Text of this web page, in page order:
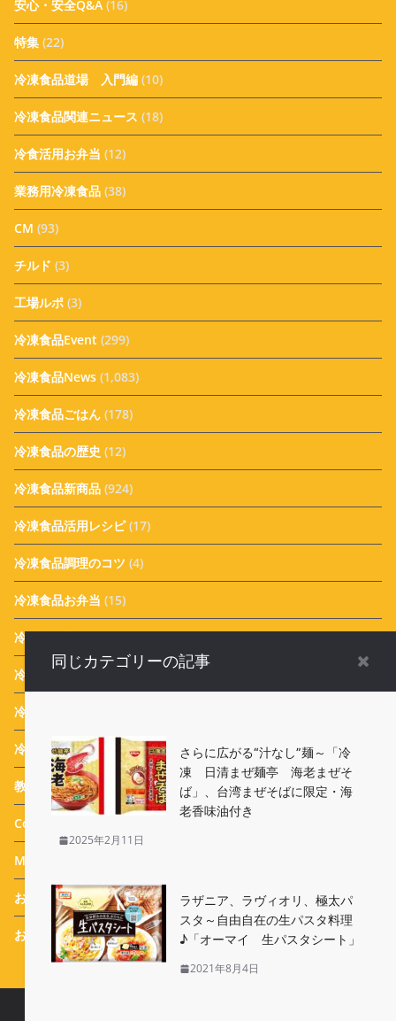
安心・安全Q&A (16)
特集 (22)
冷凍食品道場 入門編 (10)
冷凍食品関連ニュース (18)
冷食活用お弁当 (12)
業務用冷凍食品 (38)
CM (93)
チルド (3)
工場ルポ (3)
冷凍食品Event (299)
冷凍食品News (1,083)
冷凍食品ごはん (178)
冷凍食品の歴史 (12)
冷凍食品新商品 (924)
冷凍食品活用レシピ(17)
冷凍食品調理のコツ (4)
冷凍食品お弁当 (15)
冷凍食品業界ニュース(116)
冷凍食品 Campaign (387)
冷凍生活アドバイザー 西川剛史のオススメ
冷凍生活アドバイザー 西川式ホームフリージング(46)
教えて！実花先生 冷凍食品アレンジメニュー(31)
Column
Message
おすすめ 冷凍食品(114)
おまけ (77)
同じカテゴリーの記事
さらに広がる“汁なし”麺～「冷
凍 日清まぜ麺亭 海老まぜそ
ば」、台湾まぜそばに限定・海
老香味油付き
2025年2月11日
ラザニア、ラヴィオリ、極太パ
スタ～自由自在の生パスタ料理
♪「オーマイ 生パスタシート」
2021年8月4日